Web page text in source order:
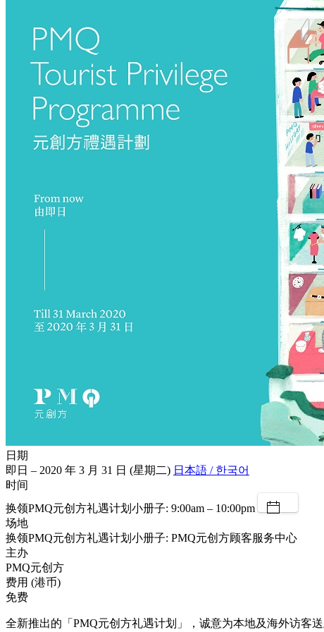
日期
即日 – 2020 年 3 月 31 日 (星期二) 日本語 / 한국어
时间
换领PMQ元创方礼遇计划小册子: 9:00am – 10:00pm
场地
换领PMQ元创方礼遇计划小册子: PMQ元创方顾客服务中心
主办
PMQ元创方
费用 (港币)
免费
全新推出的「PMQ元创方礼遇计划」，诚意为本地及海外访客